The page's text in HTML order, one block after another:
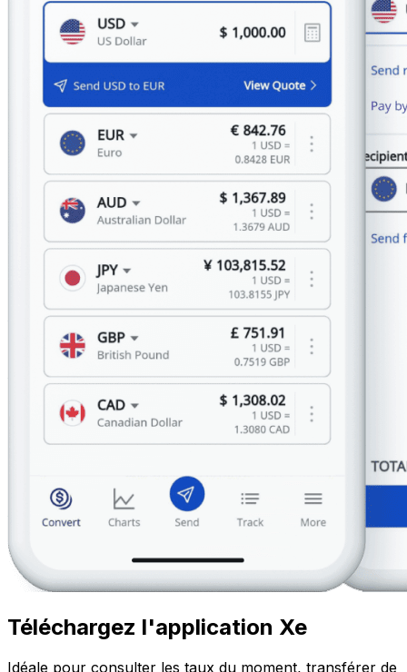
Téléchargez l'application Xe
Idéale pour consulter les taux du moment, transférer de